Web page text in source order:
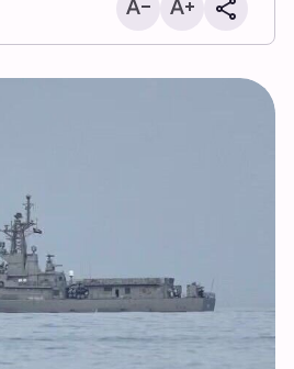
Qonşu ölkələrdən İrana sızmaq